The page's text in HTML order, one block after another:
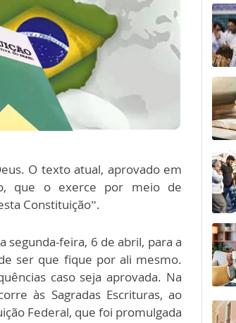
O texto atual, aprovado em
que o exerce por meio de
Constituição”.
segunda-feira, 6 de abril, para a
ser que fique por ali mesmo.
caso seja aprovada. Na
às Sagradas Escrituras, ao
Federal, que foi promulgada